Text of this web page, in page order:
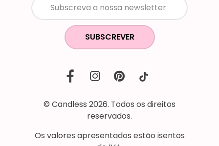
SUBSCREVER
© Candless 2026. Todos os direitos
reservados.
Os valores apresentados estão isentos